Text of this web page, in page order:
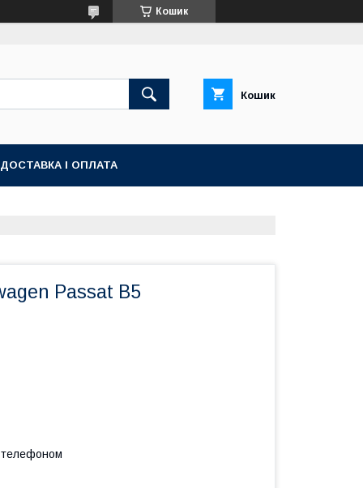
Кошик
Кошик
ДОСТАВКА І ОПЛАТА
Passat B5
телефоном